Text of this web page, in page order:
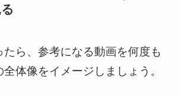
たら、参考になる動画を何度も
体像をイメージしましょう。